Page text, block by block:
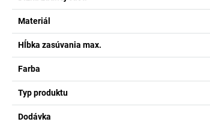
Materiál
Hĺbka zasúvania max.
Farba
Typ produktu
Dodávka